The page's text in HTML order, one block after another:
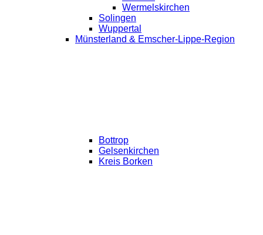
Wermelskirchen
Solingen
Wuppertal
Münsterland & Emscher-Lippe-Region
Bottrop
Gelsenkirchen
Kreis Borken